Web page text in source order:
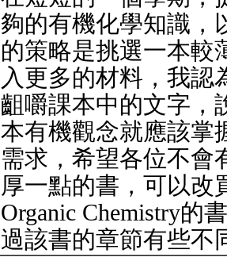
夠的有機化學知識，
的策略是挑選一本較
入更多的材料，我認
齟嚼課本中的文字，
本有機觀念就應該掌
需求，希望各位不會
厚一點的書，可以改
Organic Chemistry的
過該書的章節有些